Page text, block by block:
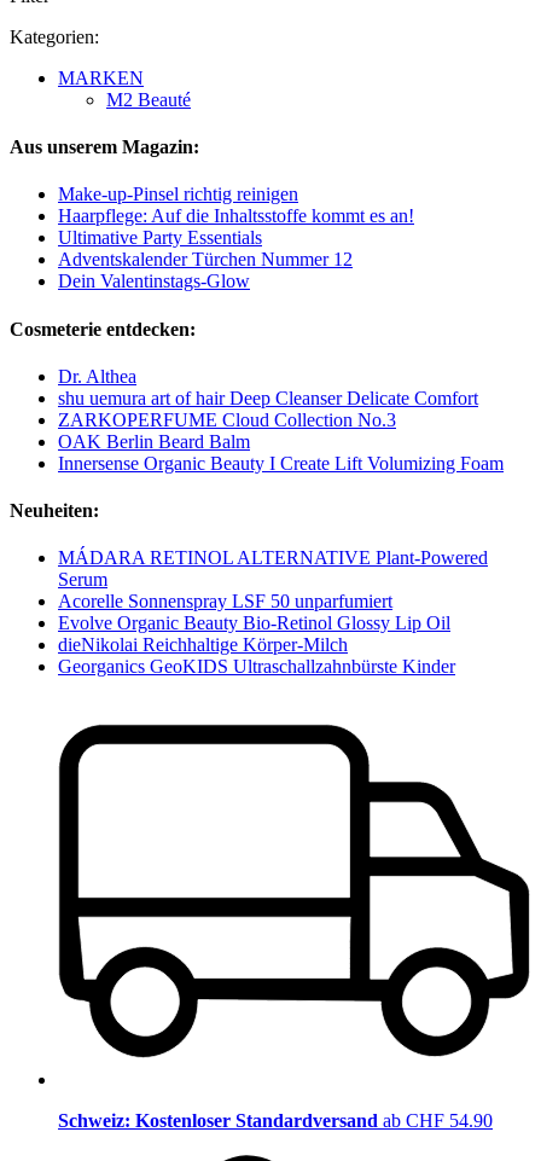
Kategorien:
MARKEN
M2 Beauté
Aus unserem Magazin:
Make-up-Pinsel richtig reinigen
Haarpflege: Auf die Inhaltsstoffe kommt es an!
Ultimative Party Essentials
Adventskalender Türchen Nummer 12
Dein Valentinstags-Glow
Cosmeterie entdecken:
Dr. Althea
shu uemura art of hair Deep Cleanser Delicate Comfort
ZARKOPERFUME Cloud Collection No.3
OAK Berlin Beard Balm
Innersense Organic Beauty I Create Lift Volumizing Foam
Neuheiten:
MÁDARA RETINOL ALTERNATIVE Plant-Powered
Serum
Acorelle Sonnenspray LSF 50 unparfumiert
Evolve Organic Beauty Bio-Retinol Glossy Lip Oil
dieNikolai Reichhaltige Körper-Milch
Georganics GeoKIDS Ultraschallzahnbürste Kinder
Schweiz: Kostenloser Standardversand ab CHF 54.90